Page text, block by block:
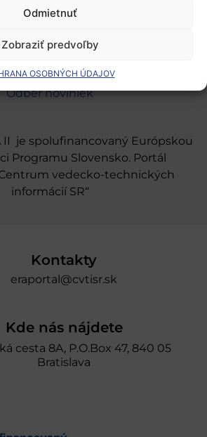
Odmietnuť
Zobraziť predvoľby
OSOBNÝCH ÚDAJOV
našej podpory
schémy a služby
programy pre výskum
Odber noviniek
II je spolufinancovaný Európskou
Programu Slovensko. Portál
vedecko-technických
informácií SR“
Kontakty
eraportal@cvtisr.sk
Kde nás nájdete
cesta 8A, P.O.Box 47, 840 05
Bratislava